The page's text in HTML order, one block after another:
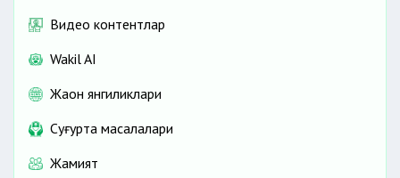
Видео контентлар
Wakil AI
Жаҳон янгиликлари
Cуғурта масалалари
Жамият